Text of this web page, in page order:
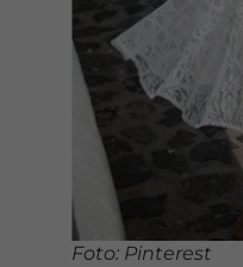
Foto: Pinterest